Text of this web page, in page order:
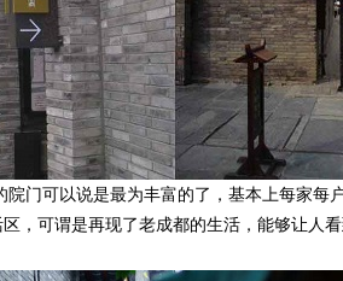
可以说是最为丰富的了，基本上每家每户
，可谓是再现了老成都的生活，能够让人